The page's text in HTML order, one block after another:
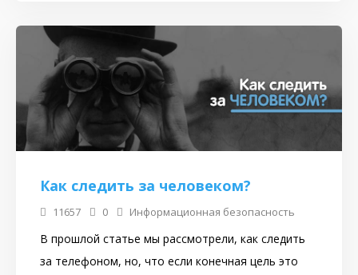
Как следить за человеком?
11657 0 Информационная безопасность
В прошлой статье мы рассмотрели, как следить
за телефоном, но, что если конечная цель это